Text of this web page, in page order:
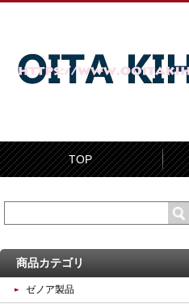
TOP
商品カテゴリ
ゼノア製品